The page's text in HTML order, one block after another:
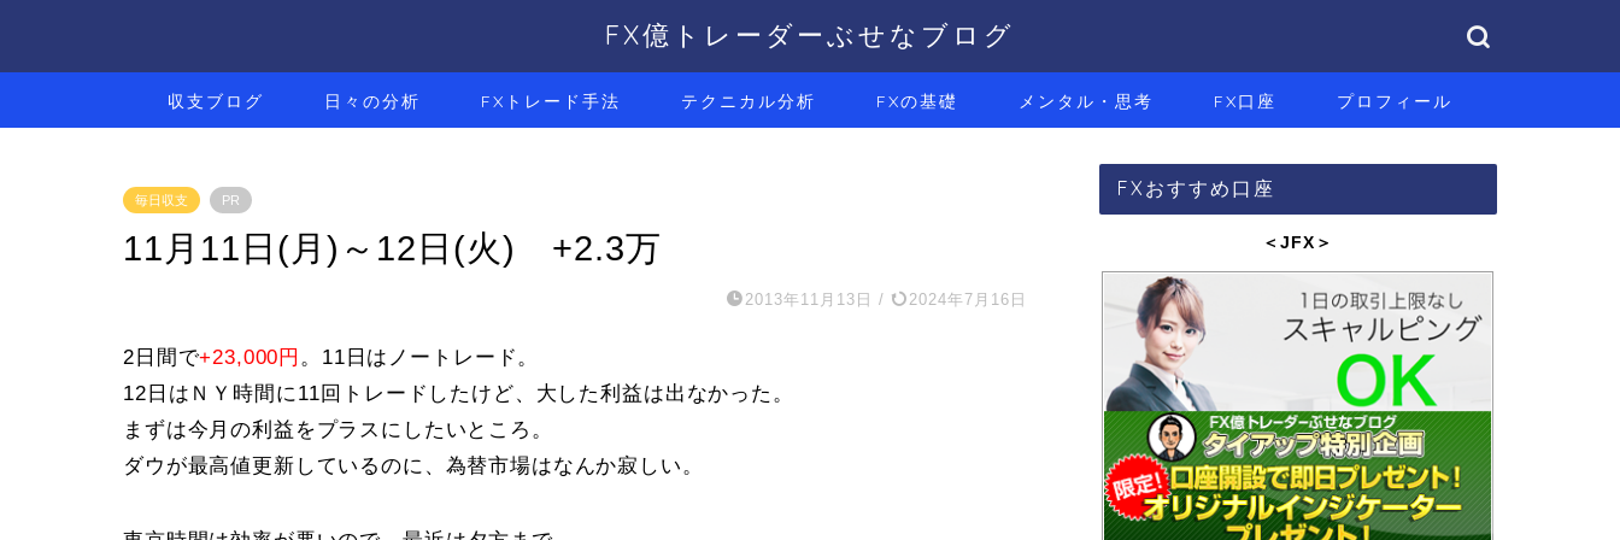
FX億トレーダーぶせなブログ
収支ブログ 日々の分析 FXトレード手法 テクニカル分析 FXの基礎 メンタル・思考 FX口座 プロフィール
毎日収支 PR
11月11日(月)～12日(火) +2.3万
2013年11月13日 / 2024年7月16日
2日間で+23,000円 。11日はノートレード。
12日はＮＹ時間に11回トレードしたけど、大した利益は出なかった。
まずは今月の利益をプラスにしたいところ。
ダウが最高値更新しているのに、為替市場はなんか寂しい。
FXおすすめ口座
＜JFX ＞